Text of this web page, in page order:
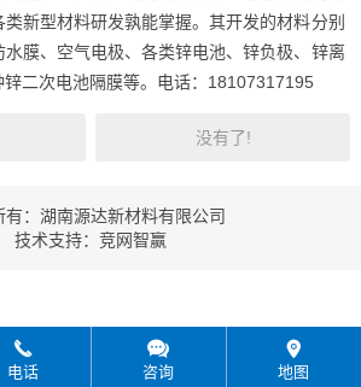
新型材料研发孰能掌握。其开发的材料分别
膜、空气电极、各类锌电池、锌负极、锌离
二次电池隔膜等。电话：18107317195
没有了!
有：湖南源达新材料有限公司
技术支持： 竞网智赢
电话 咨询 地图